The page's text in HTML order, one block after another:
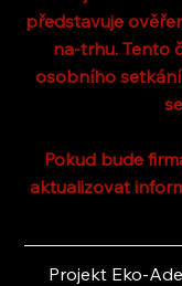
představuje
na-trhu. Tento
osobního
Pokud bude
aktualizovat
Projekt Eko-